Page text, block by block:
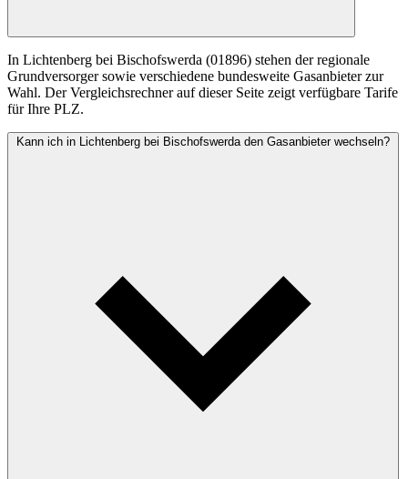
In Lichtenberg bei Bischofswerda (01896) stehen der regionale
Grundversorger sowie verschiedene bundesweite Gasanbieter zur
Wahl. Der Vergleichsrechner auf dieser Seite zeigt verfügbare Tarife
für Ihre PLZ.
Kann ich in Lichtenberg bei Bischofswerda den Gasanbieter wechseln?